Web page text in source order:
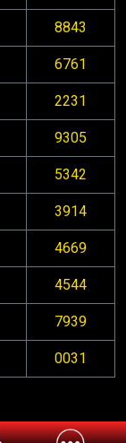
8843
6761
2231
9305
5342
3914
4669
4544
7939
0031